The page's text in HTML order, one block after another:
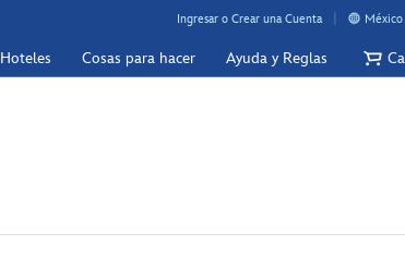
Ingresar o Crear una Cuenta México
Hoteles Cosas para hacer Ayuda y Reglas